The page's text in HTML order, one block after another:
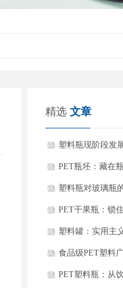
精选 文章
塑料瓶现阶段发
PET瓶坯：藏在
雄”
塑料瓶对玻璃瓶
点点
PET干果瓶：锁
者”
塑料罐：实用主
食品级PET塑料
些
PET塑料瓶：从